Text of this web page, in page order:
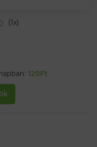
(1x)
120Ft